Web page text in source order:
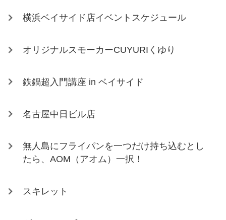
横浜ベイサイド店イベントスケジュール
オリジナルスモーカーCUYURIくゆり
鉄鍋超入門講座 in ベイサイド
名古屋中日ビル店
無人島にフライパンを一つだけ持ち込むとし
たら、AOM（アオム）一択！
スキレット